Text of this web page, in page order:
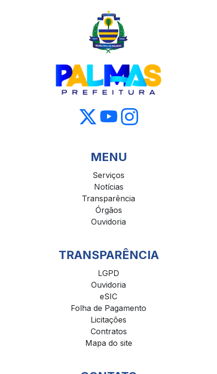
MENU
Serviços
Notícias
Transparência
Órgãos
Ouvidoria
TRANSPARÊNCIA
LGPD
Ouvidoria
eSIC
Folha de Pagamento
Licitações
Contratos
Mapa do site